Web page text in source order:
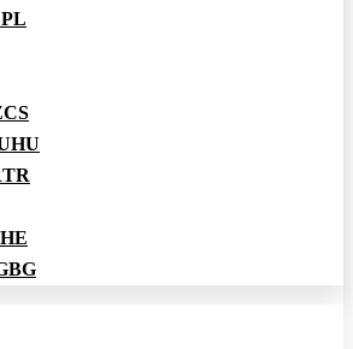
PL
CS
HU
TR
HE
BG